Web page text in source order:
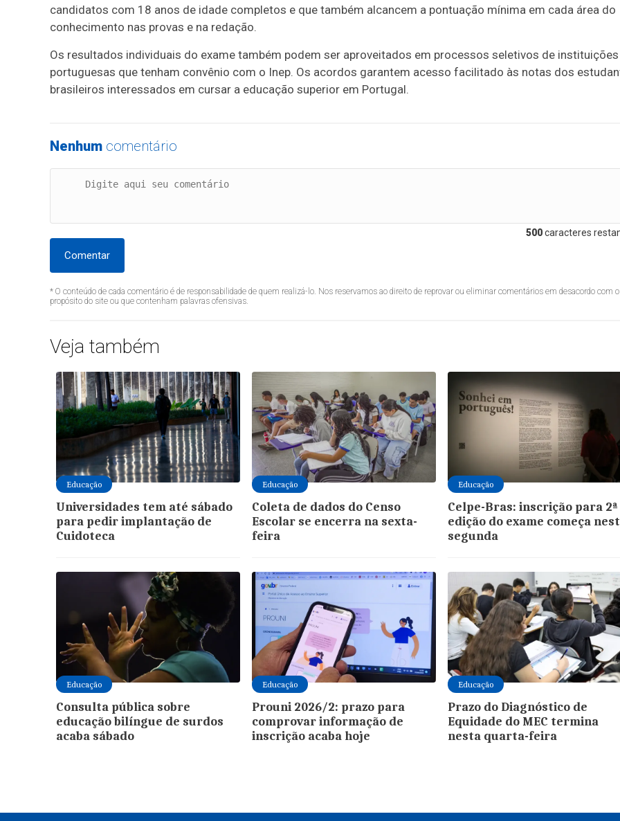
candidatos com 18 anos de idade completos e que também alcancem a pontuação mínima em cada área do
conhecimento nas provas e na redação.
Os resultados individuais do exame também podem ser aproveitados em processos seletivos de instituições
portuguesas que tenham convênio com o Inep. Os acordos garantem acesso facilitado às notas dos
brasileiros interessados em cursar a educação superior em Portugal.
Nenhum comentário
500caracteres
Comentar
* O conteúdo de cada comentário é de responsabilidade de quem realizá-lo. Nos reservamos ao direito de reprovar ou eliminar comentários em desacordo com o
propósito do site ou que contenham palavras ofensivas.
Veja também
Educação
Universidades tem até sábado
para pedir implantação de
Cuidoteca
Educação
Coleta de dados do Censo
Escolar se encerra na sexta-
feira
Educação
Celpe-Bras: inscrição para 2ª
edição do exame começa
segunda
Educação
Consulta pública sobre
educação bilíngue de surdos
acaba sábado
Educação
Prouni 2026/2: prazo para
comprovar informação de
inscrição acaba hoje
Educação
Prazo do Diagnóstico de
Equidade do MEC termina
nesta quarta-feira